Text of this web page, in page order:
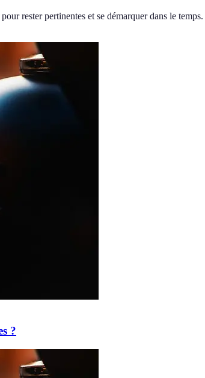
rester pertinentes et se démarquer dans le temps.
?